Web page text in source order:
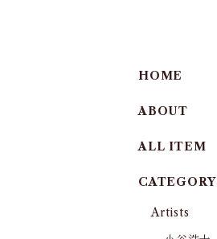
HOME
ABOUT
ALL ITEM
CATEGORY
Artists